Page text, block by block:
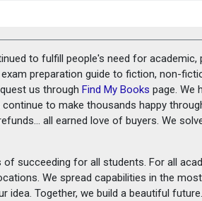
to fulfill people's need for
preparation guide to fiction, non-
us throughFind My Books page. We
to make thousands happy
all earned love of buyers. We
succeeding for all students. For all
We spread capabilities in the
idea. Together, we build a beautiful future.